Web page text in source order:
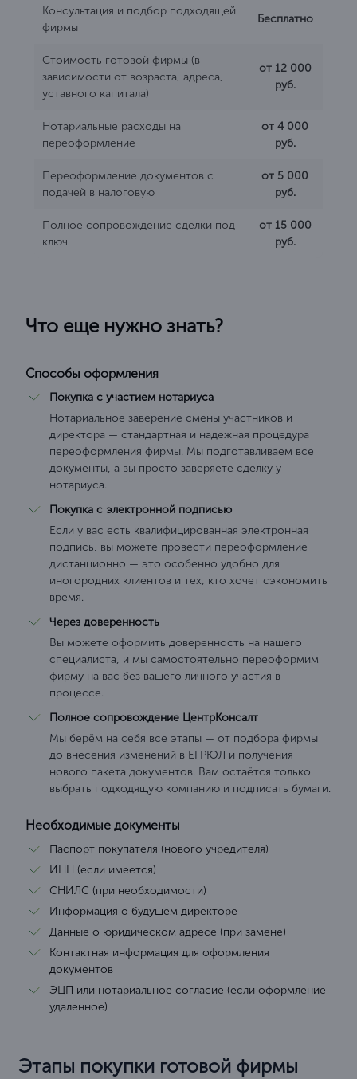
Консультация и подбор подходящей
фирмы
Бесплатно
Стоимость готовой фирмы (в
зависимости от возраста, адреса,
уставного капитала)
от 12 000
руб.
Нотариальные расходы на
переоформление
от 4 000
руб.
Переоформление документов с
подачей в налоговую
от 5 000
руб.
Полное сопровождение сделки под
ключ
от 15 000
руб.
Что еще нужно знать?
Способы оформления
Покупка с участием нотариуса
Нотариальное заверение смены участников и
директора — стандартная и надежная процедура
переоформления фирмы. Мы подготавливаем все
документы, а вы просто заверяете сделку у
нотариуса.
Покупка с электронной подписью
Если у вас есть квалифицированная электронная
подпись, вы можете провести переоформление
дистанционно — это особенно удобно для
иногородних клиентов и тех, кто хочет сэкономить
время.
Через доверенность
Вы можете оформить доверенность на нашего
специалиста, и мы самостоятельно переоформим
фирму на вас без вашего личного участия в
процессе.
Полное сопровождение ЦентрКонсалт
Мы берём на себя все этапы — от подбора фирмы
до внесения изменений в ЕГРЮЛ и получения
нового пакета документов. Вам остаётся только
выбрать подходящую компанию и подписать бумаги.
Необходимые документы
Паспорт покупателя (нового учредителя)
ИНН (если имеется)
СНИЛС (при необходимости)
Информация о будущем директоре
Данные о юридическом адресе (при замене)
Контактная информация для оформления
документов
ЭЦП или нотариальное согласие (если оформление
удаленное)
Этапы покупки готовой фирмы